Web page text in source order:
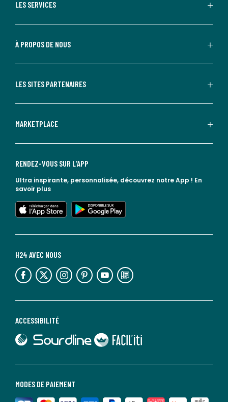
LES SERVICES
À PROPOS DE NOUS
LES SITES PARTENAIRES
MARKETPLACE
MODES DE PAIEMENT
ACCESSIBILITÉ
lien vers Sourdline
lien vers Faciliti
H24 AVEC NOUS
lien vers l'espace réseaux sociaux lien vers l'espace réseaux sociaux lien vers l'espace réseaux sociaux lien vers l'espace réseaux sociaux lien vers l'espace réseaux sociaux lien vers le blog la redoute
RENDEZ-VOUS SUR L'APP
Ultra inspirante, personnalisée, découvrez notre App ! En
savoir plus
lien vers l'app store
lien vers google play